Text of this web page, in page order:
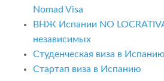
Nomad Visa
ВНЖ Испании NO
независимых
Студенческая виза в Испанию
Стартап виза в Испанию